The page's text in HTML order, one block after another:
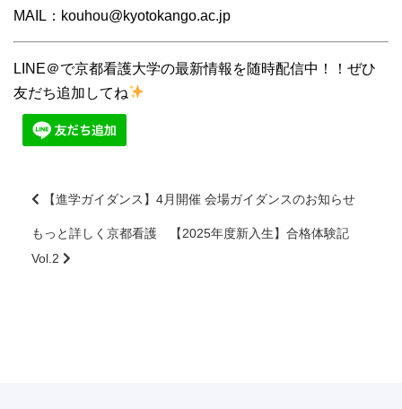
MAIL：kouhou@kyotokango.ac.jp
LINE＠で京都看護大学の最新情報を随時配信中！！ぜひ
友だち追加してね
前
後
【進学ガイダンス】4月開催 会場ガイダンスのお知らせ
もっと詳しく京都看護 【2025年度新入生】合格体験記
Vol.2